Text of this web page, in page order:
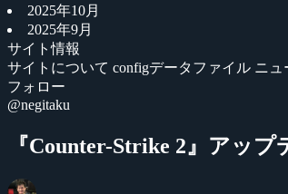
2025年10月
2025年9月
サイト情報
サイトについて configデータファイル ニュ
フォロー
@negitaku
『Counter-Strike 2』アッ